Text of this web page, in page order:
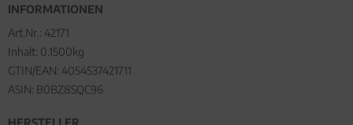
INFORMATIONEN
Art.Nr.: 42171
Inhalt: 0.1500kg
GTIN/EAN: 4054537421711
ASIN: B0BZ8SQC96
HERSTELLER